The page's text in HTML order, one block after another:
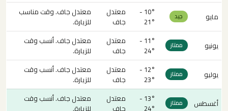
مايو
جيد
10° -
21°
معتدل
جاف
معتدل جاف. وقت مناسب
للزيارة.
يونيو
ممتاز
11° -
24°
معتدل
جاف
معتدل جاف. أنسب وقت
للزيارة.
يوليو
ممتاز
12° -
23°
معتدل
جاف
معتدل جاف. أنسب وقت
للزيارة.
أغسطس
ممتاز
13° -
معتدل
معتدل جاف. أنسب وقت